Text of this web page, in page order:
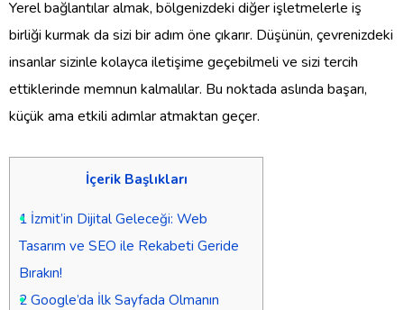
Yerel bağlantılar almak, bölgenizdeki diğer işletmelerle iş
birliği kurmak da sizi bir adım öne çıkarır. Düşünün, çevrenizdeki
insanlar sizinle kolayca iletişime geçebilmeli ve sizi tercih
ettiklerinde memnun kalmalılar. Bu noktada aslında başarı,
küçük ama etkili adımlar atmaktan geçer.
İçerik Başlıkları
1 İzmit’in Dijital Geleceği: Web
Tasarım ve SEO ile Rekabeti Geride
Bırakın!
2 Google’da İlk Sayfada Olmanın